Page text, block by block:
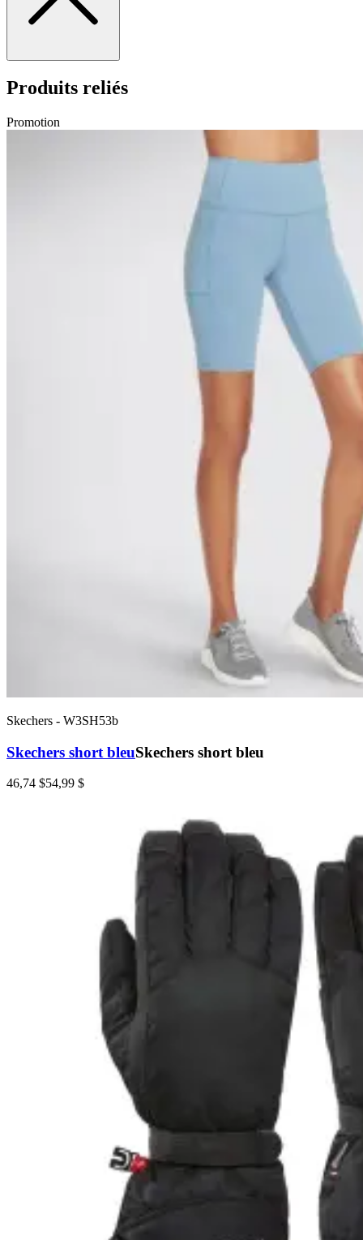
Produits reliés
Promotion
Skechers - W3SH53b
Skechers short bleuSkechers short bleu
46,74 $54,99 $